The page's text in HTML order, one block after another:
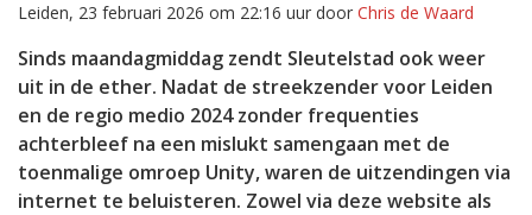
Leiden, 23 februari 2026 om 22:16 uur door Chris de Waard
Sinds maandagmiddag zendt Sleutelstad ook weer
uit in de ether. Nadat de streekzender voor Leiden
en de regio medio 2024 zonder frequenties
achterbleef na een mislukt samengaan met de
toenmalige omroep Unity, waren de uitzendingen via
internet te beluisteren. Zowel via deze website als